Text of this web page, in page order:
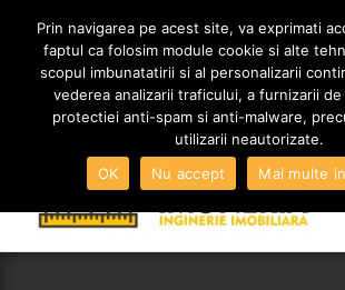
0765 522 734 | 0724 880 890
contact@imoneria.ro
MENIU
Prin navigarea pe acest site, va exprimati
faptul ca folosim module cookie si alte
scopul imbunatatirii si al personalizarii
vederea analizarii traficului, a furnizarii
protectiei anti-spam si anti-malware,
utilizarii neautorizate.
OK
Nu accept Mai multe